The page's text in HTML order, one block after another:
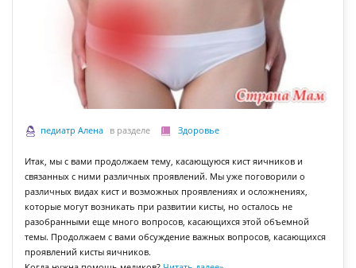
педиатр Алена в разделе Здоровье
Итак, мы с вами продолжаем тему, касающуюся кист яичников и
связанных с ними различных проявлений. Мы уже поговорили о
различных видах кист и возможных проявлениях и осложнениях,
которые могут возникать при развитии кисты, но осталось не
разобранными еще много вопросов, касающихся этой объемной
темы. Продолжаем с вами обсуждение важных вопросов, касающихся
проявлений кисты яичников.